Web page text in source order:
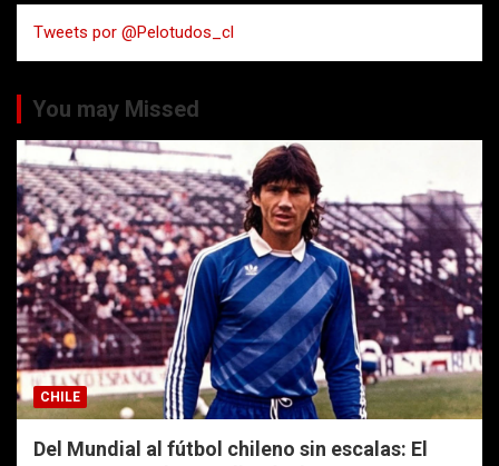
a
r
Tweets por @Pelotudos_cl
You may Missed
CHILE
Del Mundial al fútbol chileno sin escalas: El